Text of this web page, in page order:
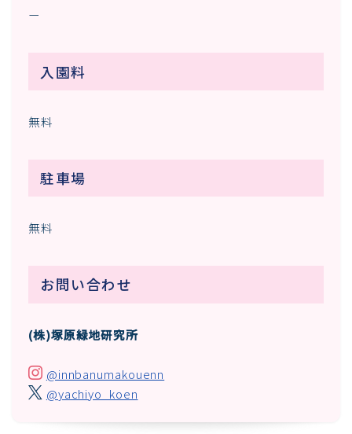
ー
入園料
無料
駐車場
無料
お問い合わせ
(株)塚原緑地研究所
@innbanumakouenn
@yachiyo_koen